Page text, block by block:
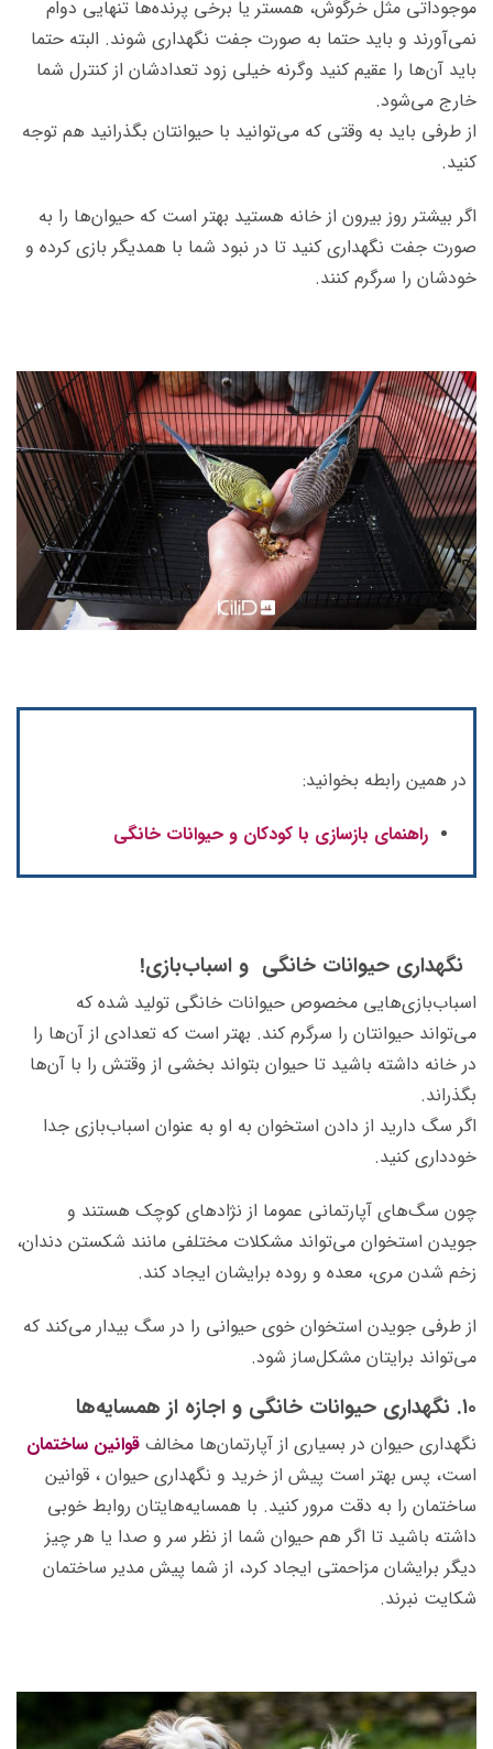
موجوداتی مثل خرگوش، همستر یا برخی پرنده‌ها تنهایی دوام
نمی‌آورند و باید حتما به صورت جفت نگهداری شوند. البته حتما
باید آن‌ها را عقیم کنید وگرنه خیلی زود تعدادشان از کنترل شما
خارج می‌شود.
از طرفی باید به وقتی که می‌توانید با حیوانتان بگذرانید هم توجه
کنید.
اگر بیشتر روز بیرون از خانه هستید بهتر است که حیوان‌ها را به
صورت جفت نگهداری کنید تا در نبود شما با همدیگر بازی کرده و
خودشان را سرگرم کنند.
در همین رابطه بخوانید:
راهنمای بازسازی با کودکان و حیوانات خانگی
نگهداری حیوانات خانگی و اسباب‌بازی!
اسباب‌بازی‌هایی مخصوص حیوانات خانگی تولید شده که
می‌تواند حیوانتان را سرگرم کند. بهتر است که تعدادی از آن‌ها را
در خانه داشته باشید تا حیوان بتواند بخشی از وقتش را با آن‌ها
بگذراند.
اگر سگ دارید از دادن استخوان به او به عنوان اسباب‌بازی جدا
خودداری کنید.
چون سگ‌های آپارتمانی عموما از نژادهای کوچک هستند و
جویدن استخوان می‌تواند مشکلات مختلفی مانند شکستن دندان،
زخم شدن مری، معده و روده برایشان ایجاد کند.
از طرفی جویدن استخوان خوی حیوانی را در سگ بیدار می‌کند که
می‌تواند برایتان مشکل‌ساز شود.
۱۰. نگهداری حیوانات خانگی و اجازه از همسایه‌ها
نگهداری حیوان در بسیاری از آپارتمان‌ها مخالف قوانین ساختمان
است، پس بهتر است پیش از خرید و نگهداری حیوان ، قوانین
ساختمان را به دقت مرور کنید. با همسایه‌هایتان روابط خوبی
داشته باشید تا اگر هم حیوان شما از نظر سر و صدا یا هر چیز
دیگر برایشان مزاحمتی ایجاد کرد، از شما پیش مدیر ساختمان
شکایت نبرند.